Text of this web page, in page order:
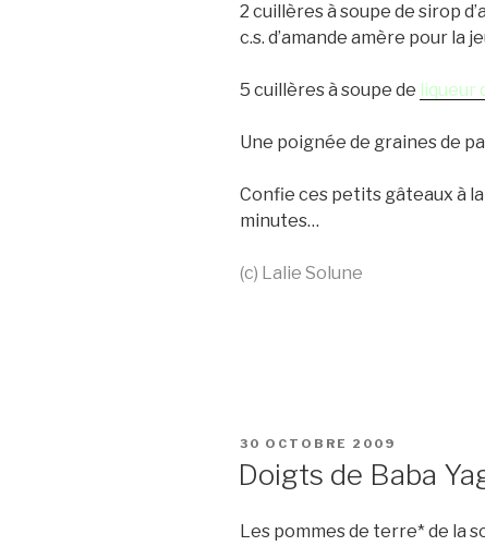
2 cuillères à soupe de sirop
c.s. d’amande amère pour la
5 cuillères à soupe de liqueur
Une poignée de graines de
Confie ces petits gâteaux à
minutes…
(c) Lalie Solune
PUBLIÉ
30 OCTOBRE 2009
Doigts de Baba
Les pommes de terre* de la